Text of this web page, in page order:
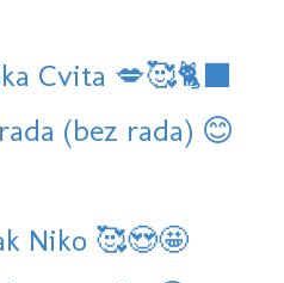
Cvita 💋🥰🐈‍⬛
(bez rada) 😊
Niko 🥰😍🤩